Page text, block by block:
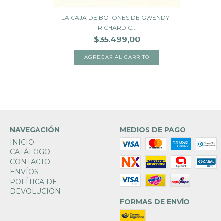
LA CAJA DE BOTONES DE GWENDY -
RICHARD C...
$35.499,00
NAVEGACIÓN
INICIO
CATÁLOGO
CONTACTO
ENVÍOS
POLÍTICA DE
DEVOLUCIÓN
MEDIOS DE PAGO
FORMAS DE ENVÍO